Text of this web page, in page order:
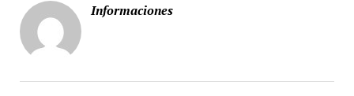
Informaciones